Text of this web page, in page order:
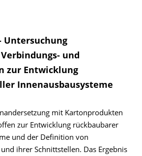
Untersuchung
und
zur Entwicklung
Innenausbausysteme
mit Kartonprodukten
zur Entwicklung rückbaubarer
und der Definition von
ihrer Schnittstellen. Das Ergebnis